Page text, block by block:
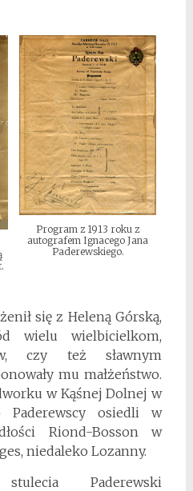
Program z 1913 roku z
autografem Ignacego Jana
Paderewskiego.
się z Heleną Górską,
wielu wielbicielkom,
czy też sławnym
mu małżeństwo.
w Kąśnej Dolnej w
Paderewscy osiedli w
Riond-Bosson w
niedaleko Lozanny.
Paderewski